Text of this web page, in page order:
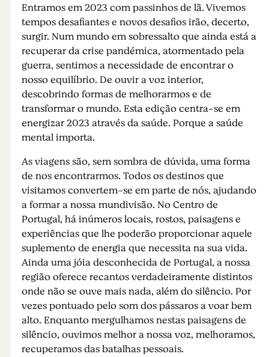
Entramos em 2023 com passinhos de lã. Vivemos
tempos desafiantes e novos desafios irão, decerto,
surgir. Num mundo em sobressalto que ainda está a
recuperar da crise pandémica, atormentado pela
guerra, sentimos a necessidade de encontrar o
nosso equilíbrio. De ouvir a voz interior,
descobrindo formas de melhorarmos e de
transformar o mundo. Esta edição centra-se em
energizar 2023 através da saúde. Porque a saúde
mental importa.
As viagens são, sem sombra de dúvida, uma forma
de nos encontrarmos. Todos os destinos que
visitamos convertem-se em parte de nós, ajudando
a formar a nossa mundivisão. No Centro de
Portugal, há inúmeros locais, rostos, paisagens e
experiências que lhe poderão proporcionar aquele
suplemento de energia que necessita na sua vida.
Ainda uma jóia desconhecida de Portugal, a nossa
região oferece recantos verdadeiramente distintos
onde não se ouve mais nada, além do silêncio. Por
vezes pontuado pelo som dos pássaros a voar bem
alto. Enquanto mergulhamos nestas paisagens de
silêncio, ouvimos melhor a nossa voz, melhoramos,
recuperamos das batalhas pessoais.